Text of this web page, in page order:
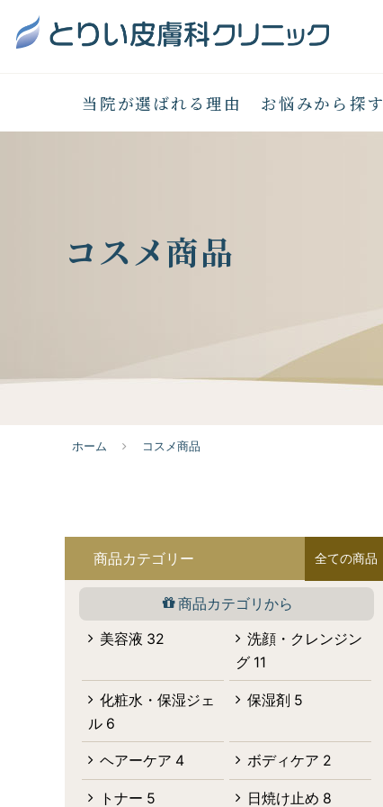
当院が選ばれる理由 お悩みから探す
コスメ商品
ホーム コスメ商品
商品カテゴリー 全ての商品
商品カテゴリから
美容液 32
洗顔・クレンジン
グ 11
化粧水・保湿ジェ
ル 6
保湿剤 5
ヘアーケア 4 ボディケア 2
トナー 5 日焼け止め 8